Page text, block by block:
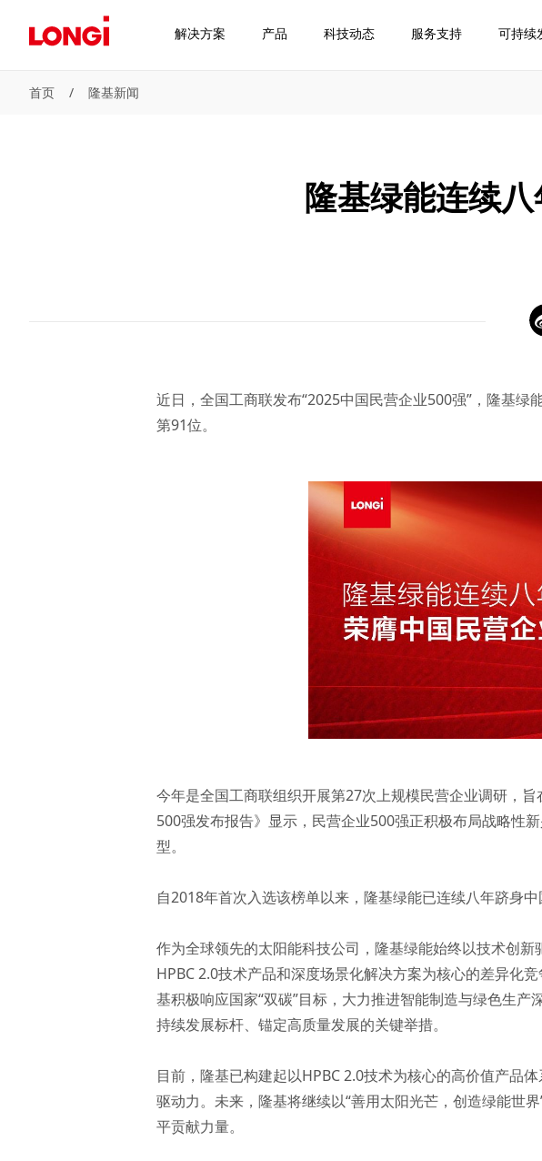
解决方案 产品 科技动态 服务支持 可持续
首页 / 隆基新闻
隆基绿能连续
近日，全国工商联发布“2025中国民营企业500强”，隆基
第91位。
今年是全国工商联组织开展第27次上规模民营企业调研，
500强发布报告》显示，民营企业500强正积极布局战略性
型。
自2018年首次入选该榜单以来，隆基绿能已连续八年跻身
作为全球领先的太阳能科技公司，隆基绿能始终以技术创
HPBC 2.0技术产品和深度场景化解决方案为核心的差异化
基积极响应国家“双碳”目标，大力推进智能制造与绿色生
持续发展标杆、锚定高质量发展的关键举措。
目前，隆基已构建起以HPBC 2.0技术为核心的高价值产品
驱动力。未来，隆基将继续以“善用太阳光芒，创造绿能世
平贡献力量。